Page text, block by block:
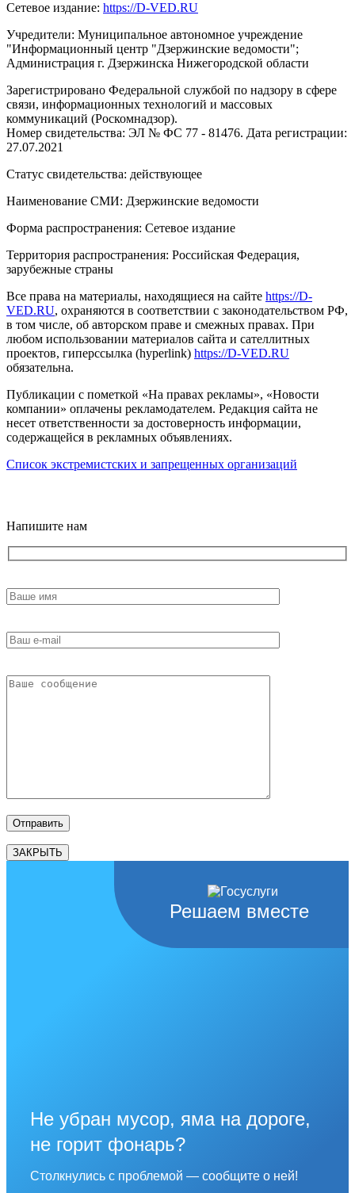
Сетевое издание: https://D-VED.RU
Учредители: Муниципальное автономное учреждение
"Информационный центр "Дзержинские ведомости";
Администрация г. Дзержинска Нижегородской области
Зарегистрировано Федеральной службой по надзору в сфере
связи, информационных технологий и массовых
коммуникаций (Роскомнадзор).
Номер свидетельства: ЭЛ № ФС 77 - 81476. Дата регистрации:
27.07.2021
Статус свидетельства: действующее
Наименование СМИ: Дзержинские ведомости
Форма распространения: Сетевое издание
Территория распространения: Российская Федерация,
зарубежные страны
Все права на материалы, находящиеся на сайте https://D-
VED.RU, охраняются в соответствии с законодательством РФ,
в том числе, об авторском праве и смежных правах. При
любом использовании материалов сайта и сателлитных
проектов, гиперссылка (hyperlink) https://D-VED.RU
обязательна.
Публикации с пометкой «На правах рекламы», «Новости
компании» оплачены рекламодателем. Редакция сайта не
несет ответственности за достоверность информации,
содержащейся в рекламных объявлениях.
Список экстремистских и запрещенных организаций
Напишите нам
ЗАКРЫТЬ
Решаем вместе
Не убран мусор, яма на дороге,
не горит фонарь?
Столкнулись с проблемой — сообщите о ней!